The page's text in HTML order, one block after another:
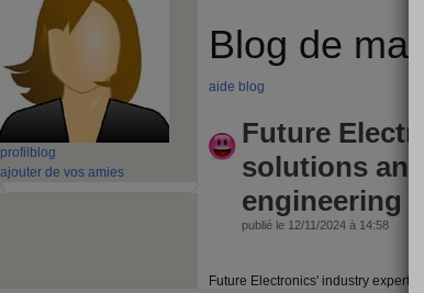
profil blog
ajouter de vos amies
Blog de
aide blog
Future
solutions
engineering
publié le 12/11/2024 à 14:58
Future Electronics' industry